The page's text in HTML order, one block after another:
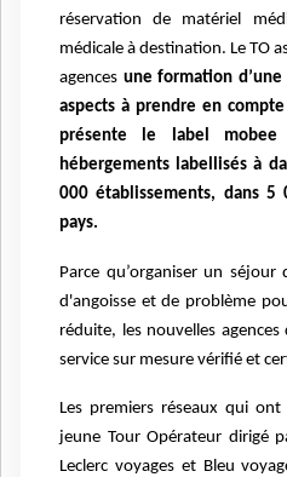
réservation de matériel
médicale à destination. Le TO
agences une formation
aspects à prendre en
présente le label
hébergements labellisés à
000 établissements, dans
pays.
Parce qu’organiser un
d'angoisse et de problème
réduite, les nouvelles
service sur mesure vérifié et
Les premiers réseaux qui
jeune Tour Opérateur dirigé
Leclerc voyages et Bleu